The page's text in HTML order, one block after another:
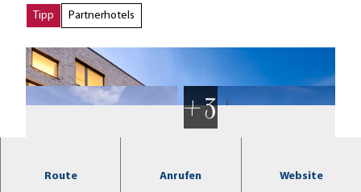
Tipp Partnerhotels
Route Anrufen Website
Willkommen an einem magischen Ort!